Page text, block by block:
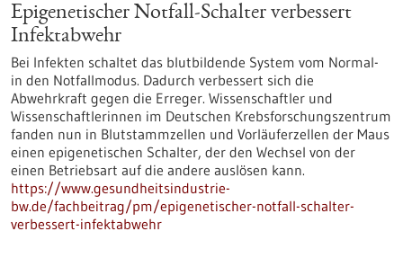
Epigenetischer Notfall-Schalter verbessert
Infektabwehr
Bei Infekten schaltet das blutbildende System vom Normal-
in den Notfallmodus. Dadurch verbessert sich die
Abwehrkraft gegen die Erreger. Wissenschaftler und
Wissenschaftlerinnen im Deutschen Krebsforschungszentrum
fanden nun in Blutstammzellen und Vorläuferzellen der Maus
einen epigenetischen Schalter, der den Wechsel von der
einen Betriebsart auf die andere auslösen kann.
https://www.gesundheitsindustrie-
bw.de/fachbeitrag/pm/epigenetischer-notfall-schalter-
verbessert-infektabwehr